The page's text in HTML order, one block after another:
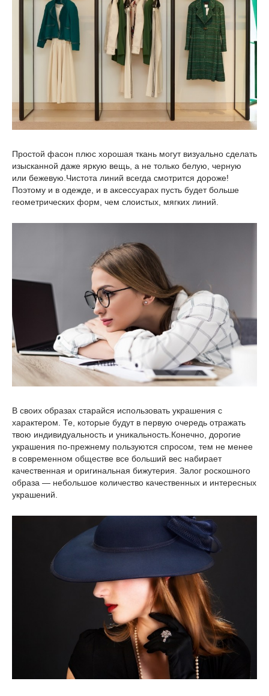
Простой фасон плюс хорошая ткань могут визуально сделать
изысканной даже яркую вещь, а не только белую, черную
или бежевую.Чистота линий всегда смотрится дороже!
Поэтому и в одежде, и в аксессуарах пусть будет больше
геометрических форм, чем слоистых, мягких линий.
В своих образах старайся использовать украшения с
характером. Те, которые будут в первую очередь отражать
твою индивидуальность и уникальность.Конечно, дорогие
украшения по-прежнему пользуются спросом, тем не менее
в современном обществе все больший вес набирает
качественная и оригинальная бижутерия. Залог роскошного
образа — небольшое количество качественных и интересных
украшений.